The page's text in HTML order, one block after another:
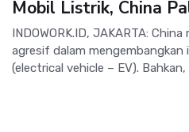
Mobil Listrik, China
INDOWORK.ID, JAKARTA:
agresif dalam
(electrical vehicle – EV).